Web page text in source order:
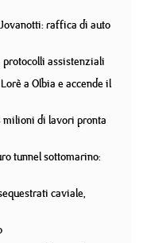
raffica di auto
assistenziali
a Olbia e accende il
milioni di lavori pronta
tunnel sottomarino:
caviale,